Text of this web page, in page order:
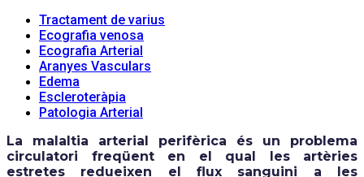
Tractament de varius
Ecografia venosa
Ecografia Arterial
Aranyes Vasculars
Edema
Escleroteràpia
Patologia Arterial
La malaltia arterial perifèrica és un problema
circulatori freqüent en el qual les artèries
estretes redueixen el flux sanguini a les